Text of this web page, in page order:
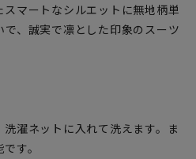
マートなシルエットに無地柄単
、誠実で凛とした印象のスーツ
濯ネットに入れて洗えます。ま
す。